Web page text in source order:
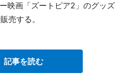
映画「ズートピア2」のグッズ
売する。
記事を読む